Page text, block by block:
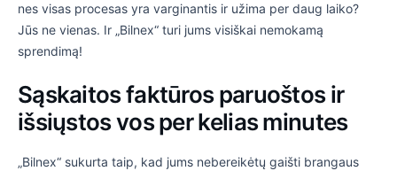
nes visas procesas yra varginantis ir užima per daug laiko?
Jūs ne vienas. Ir „Bilnex“ turi jums visiškai nemokamą
sprendimą!
Sąskaitos faktūros paruoštos ir
išsiųstos vos per kelias minutes
„Bilnex“ sukurta taip, kad jums nebereikėtų gaišti brangaus